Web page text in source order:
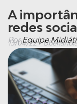
A
redes
PorEquipe
13/04/22 •